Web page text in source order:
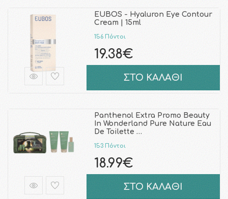
EUBOS - Hyaluron Eye Contour
Cream | 15ml
156 Πόντοι
19.38€
ΣΤΟ ΚΑΛΑΘΙ
Panthenol Extra Promo Beauty
In Wonderland Pure Nature Eau
De Toilette …
153 Πόντοι
18.99€
ΣΤΟ ΚΑΛΑΘΙ